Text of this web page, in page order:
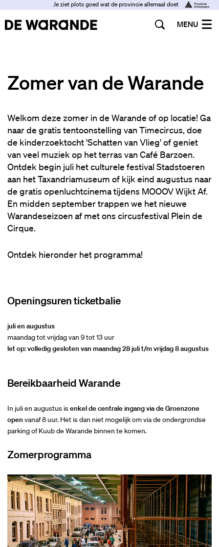
Je ziet plots goed wat de provincie allemaal doet
MENU
Zomer van de Warande
Welkom deze zomer in de Warande of op locatie! Ga
naar de gratis tentoonstelling van Timecircus, doe
de kinderzoektocht 'Schatten van Vlieg' of geniet
van veel muziek op het terras van Café Barzoen.
Ontdek begin juli het culturele festival Stadstoeren
aan het Taxandriamuseum of kijk eind augustus naar
de gratis openluchtcinema tijdens MOOOV Wijkt Af.
En midden september trappen we het nieuwe
Warandeseizoen af met ons circusfestival Plein de
Cirque.
Ontdek hieronder het programma!
Openingsuren ticketbalie
juli en augustus
maandag tot vrijdag van 9 tot 13 uur
let op: volledig gesloten van maandag 28 juli t/m vrijdag 8 augustus
Bereikbaarheid Warande
In juli en augustus isenkel de centrale ingang via de Groenzone
open vanaf 8 uur. Het is dan niet mogelijk om via de ondergrondse
parking of Kuub de Warande binnen te komen.
Zomerprogramma